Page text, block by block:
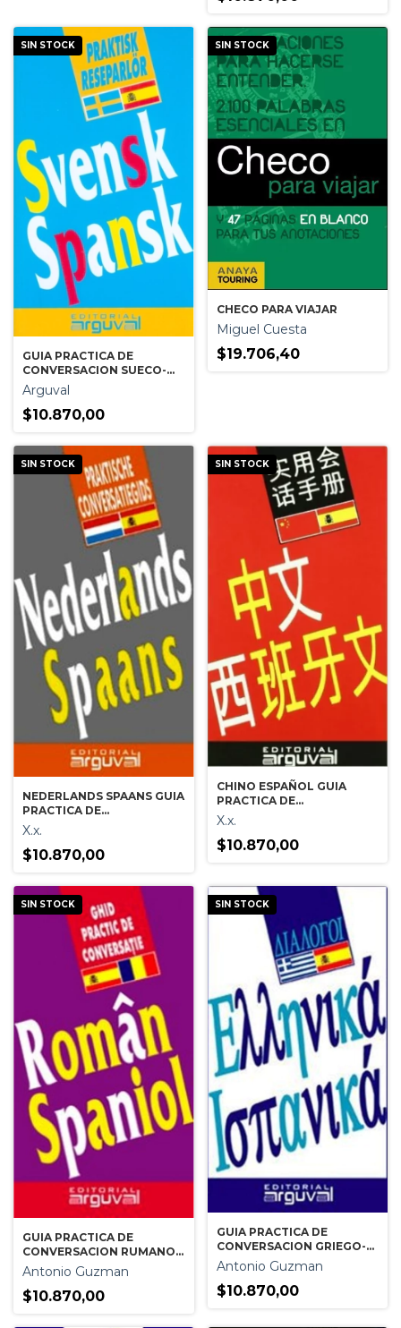
SIN STOCK
GUIA PRACTICA DE
CONVERSACION SUECO-
ESPAÑOL
Arguval
$10.870,00
SIN STOCK
CHECO PARA VIAJAR
Miguel Cuesta
$19.706,40
SIN STOCK
NEDERLANDS SPAANS GUIA
PRACTICA DE
CONVERSACION
(HOLANDES ESPAÑOL)
X.x.
$10.870,00
SIN STOCK
CHINO ESPAÑOL GUIA
PRACTICA DE
CONVERSACION
X.x.
$10.870,00
SIN STOCK
GUIA PRACTICA DE
CONVERSACION RUMANO-
ESPAÑOL
Antonio Guzman
$10.870,00
SIN STOCK
GUIA PRACTICA DE
CONVERSACION GRIEGO-
ESPAÑOL
Antonio Guzman
$10.870,00